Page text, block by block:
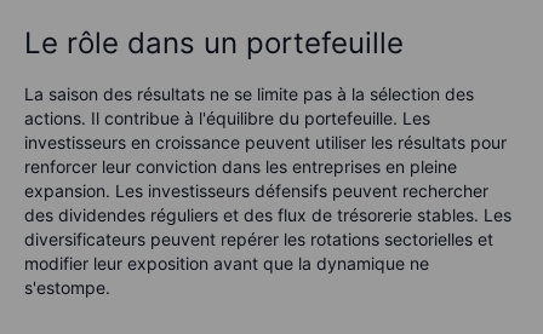
Le rôle dans un portefeuille
La saison des résultats ne se limite pas à la sélection des
actions. Il contribue à l'équilibre du portefeuille. Les
investisseurs en croissance peuvent utiliser les résultats pour
renforcer leur conviction dans les entreprises en pleine
expansion. Les investisseurs défensifs peuvent rechercher
des dividendes réguliers et des flux de trésorerie stables. Les
diversificateurs peuvent repérer les rotations sectorielles et
modifier leur exposition avant que la dynamique ne
s'estompe.